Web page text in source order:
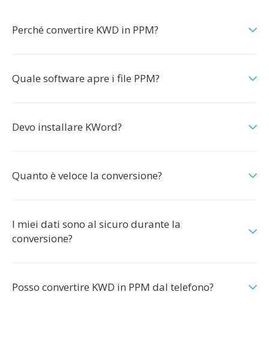
Perché convertire KWD in PPM?
Quale software apre i file PPM?
Devo installare KWord?
Quanto è veloce la conversione?
I miei dati sono al sicuro durante la
conversione?
Posso convertire KWD in PPM dal telefono?